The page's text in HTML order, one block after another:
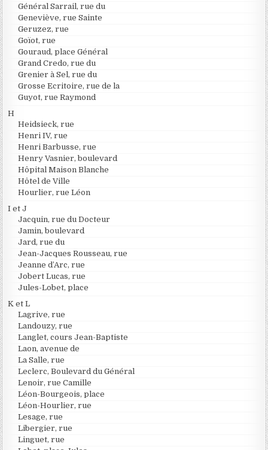
Général Sarrail, rue du
Geneviève, rue Sainte
Geruzez, rue
Goïot, rue
Gouraud, place Général
Grand Credo, rue du
Grenier à Sel, rue du
Grosse Ecritoire, rue de la
Guyot, rue Raymond
H
Heidsieck, rue
Henri IV, rue
Henri Barbusse, rue
Henry Vasnier, boulevard
Hôpital Maison Blanche
Hôtel de Ville
Hourlier, rue Léon
I et J
Jacquin, rue du Docteur
Jamin, boulevard
Jard, rue du
Jean-Jacques Rousseau, rue
Jeanne d’Arc, rue
Jobert Lucas, rue
Jules-Lobet, place
K et L
Lagrive, rue
Landouzy, rue
Langlet, cours Jean-Baptiste
Laon, avenue de
La Salle, rue
Leclerc, Boulevard du Général
Lenoir, rue Camille
Léon-Bourgeois, place
Léon-Hourlier, rue
Lesage, rue
Libergier, rue
Linguet, rue